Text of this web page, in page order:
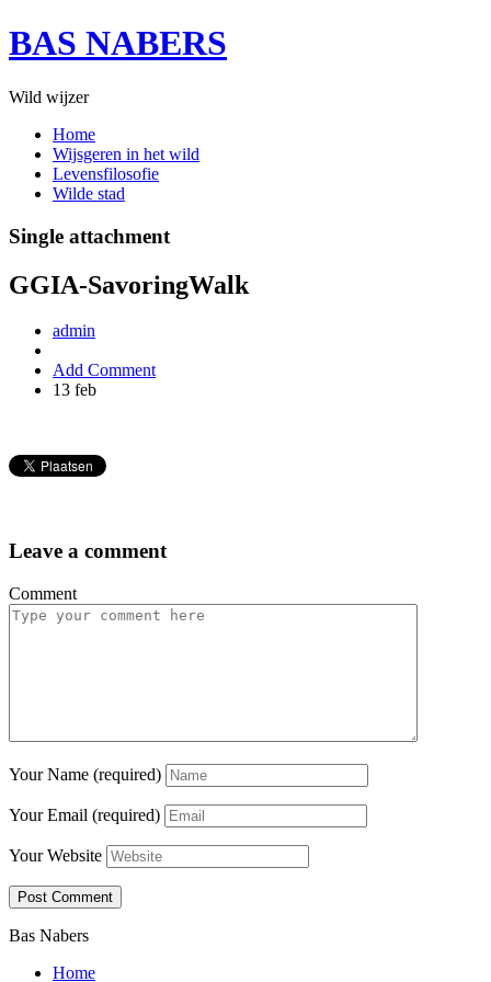
BAS NABERS
Wild wijzer
Home
Wijsgeren in het wild
Levensfilosofie
Wilde stad
Single attachment
GGIA-SavoringWalk
admin
Add Comment
13 feb
Leave a comment
Comment
Your Name (required)
Your Email (required)
Your Website
Bas Nabers
Home